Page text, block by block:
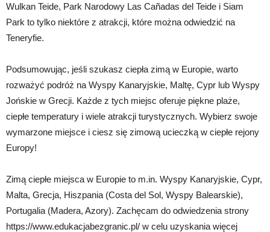
Wulkan Teide, Park Narodowy Las Cañadas del Teide i Siam
Park to tylko niektóre z atrakcji, które można odwiedzić na
Teneryfie.
Podsumowując, jeśli szukasz ciepła zimą w Europie, warto
rozważyć podróż na Wyspy Kanaryjskie, Maltę, Cypr lub Wyspy
Jońskie w Grecji. Każde z tych miejsc oferuje piękne plaże,
ciepłe temperatury i wiele atrakcji turystycznych. Wybierz swoje
wymarzone miejsce i ciesz się zimową ucieczką w ciepłe rejony
Europy!
Zimą ciepłe miejsca w Europie to m.in. Wyspy Kanaryjskie, Cypr,
Malta, Grecja, Hiszpania (Costa del Sol, Wyspy Balearskie),
Portugalia (Madera, Azory). Zachęcam do odwiedzenia strony
https://www.edukacjabezgranic.pl/ w celu uzyskania więcej